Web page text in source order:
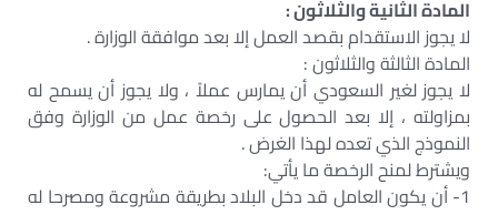
المادة الثانية والثلاثون :
لا يجوز الاستقدام بقصد العمل إلا بعد موافقة الوزارة .
المادة الثالثة والثلاثون :
لا يجوز لغير السعودي أن يمارس عملاً ، ولا يجوز أن يسمح له
بمزاولته ، إلا بعد الحصول على رخصة عمل من الوزارة وفق
النموذج الذي تعده لهذا الغرض .
ويشترط لمنح الرخصة ما يأتي:
1- أن يكون العامل قد دخل البلاد بطريقة مشروعة ومصرحا له